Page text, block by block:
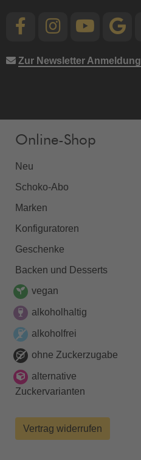
Zur Newsletter Anmeldung
Online-Shop
Neu
Schoko-Abo
Marken
Konfiguratoren
Geschenke
Backen und Desserts
vegan
alkoholhaltig
alkoholfrei
ohne Zuckerzugabe
alternative
Zuckervarianten
Vertrag widerrufen